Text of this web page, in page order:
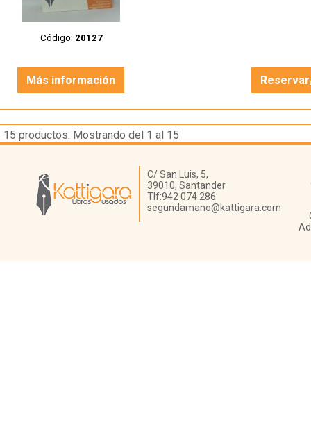
Código: 20127
Más información
15 productos. Mostrando del 1 al 15
Librería Kattigara
C/ San Luis, 5,
39010, Santander
Tlf:942 074 286
segundamano@kattigara.com